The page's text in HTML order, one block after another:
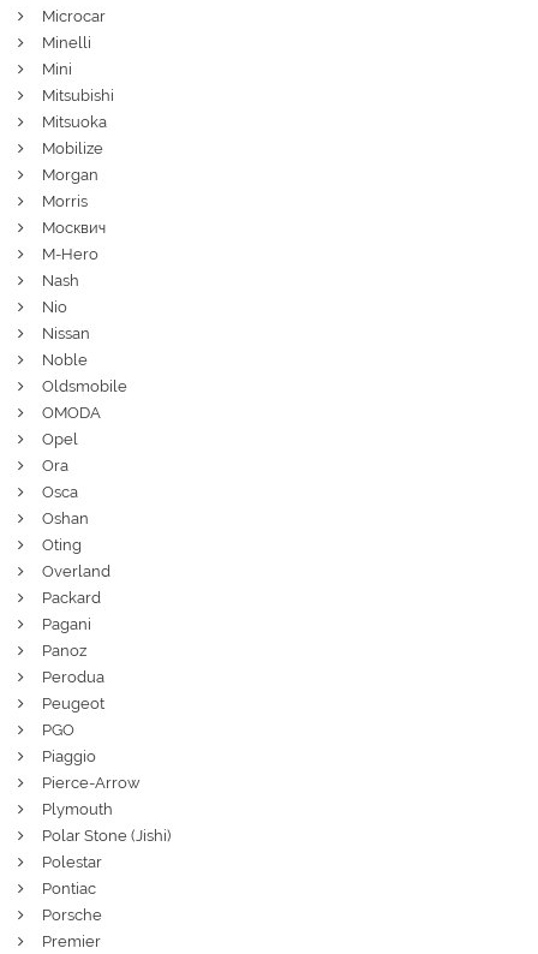
Microcar
Minelli
Mini
Mitsubishi
Mitsuoka
Mobilize
Morgan
Morris
Москвич
M-Hero
Nash
Nio
Nissan
Noble
Oldsmobile
OMODA
Opel
Ora
Osca
Oshan
Oting
Overland
Packard
Pagani
Panoz
Perodua
Peugeot
PGO
Piaggio
Pierce-Arrow
Plymouth
Polar Stone (Jishi)
Polestar
Pontiac
Porsche
Premier